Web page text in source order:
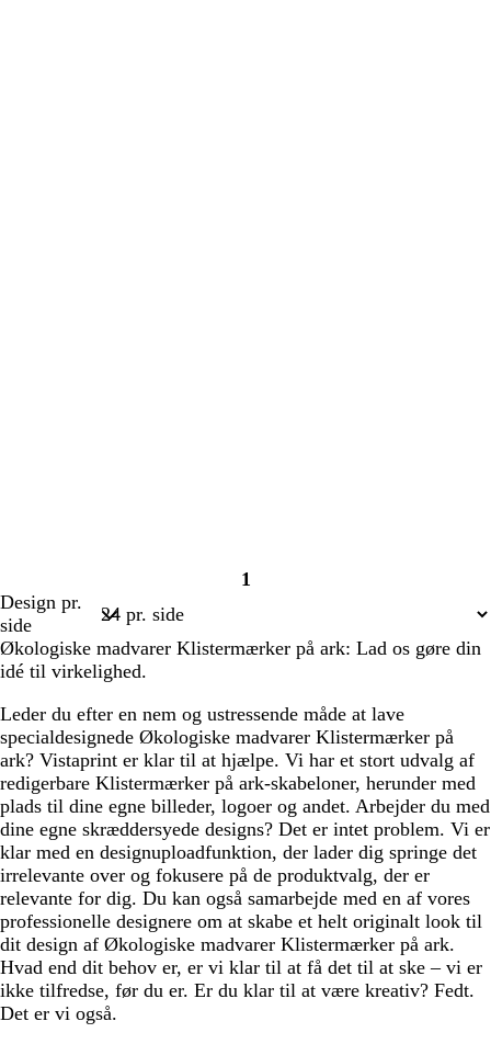
Side
1
Design pr.
side
Økologiske madvarer Klistermærker på ark: Lad os gøre din
idé til virkelighed.
Leder du efter en nem og ustressende måde at lave
specialdesignede Økologiske madvarer Klistermærker på
ark? Vistaprint er klar til at hjælpe. Vi har et stort udvalg af
redigerbare Klistermærker på ark-skabeloner, herunder med
plads til dine egne billeder, logoer og andet. Arbejder du med
dine egne skræddersyede designs? Det er intet problem. Vi er
klar med en designuploadfunktion, der lader dig springe det
irrelevante over og fokusere på de produktvalg, der er
relevante for dig. Du kan også samarbejde med en af vores
professionelle designere om at skabe et helt originalt look til
dit design af Økologiske madvarer Klistermærker på ark.
Hvad end dit behov er, er vi klar til at få det til at ske – vi er
ikke tilfredse, før du er. Er du klar til at være kreativ? Fedt.
Det er vi også.